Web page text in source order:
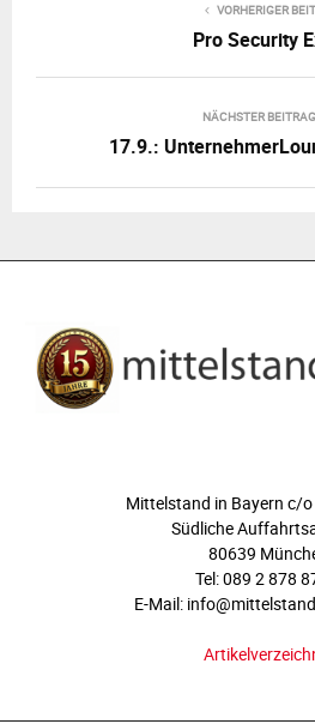
VORHERIGER
Pro Security
NÄCHSTER BEITRAG
17.9.:
Mittelstand in Bayern c/o
Südliche
80639
Tel: 089 2 878
E-Mail: